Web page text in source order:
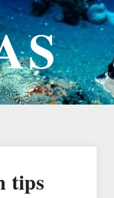
tips